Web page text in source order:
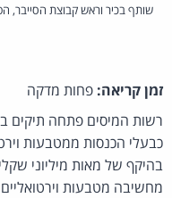
שותף בכיר וראש קבוצת הסייבר,
זמן קריאה: פחות מדקה
רשות המיסים פתחה תיקים
כבעלי הכנסות ממטבעות
בהיקף של מאות מיליוני
מחשיבה מטבעות